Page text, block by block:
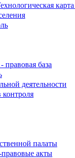
база
деятельности
контроля
палаты
акты